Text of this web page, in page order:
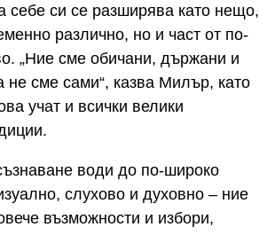
себе си се разширява като нещо,
различно, но и част от по-
„Ние сме обичани, държани и
не сме сами“, казва Милър, като
учат и всички велики
води до по-широко
слухово и духовно – ние
възможности и избори,